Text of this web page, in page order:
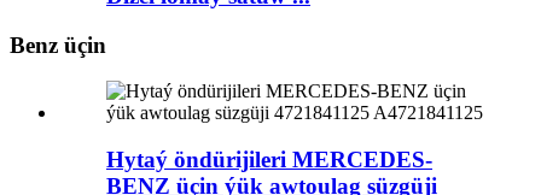
Benz üçin
Hytaý öndürijileri MERCEDES-
BENZ üçin ýük awtoulag süzgüji